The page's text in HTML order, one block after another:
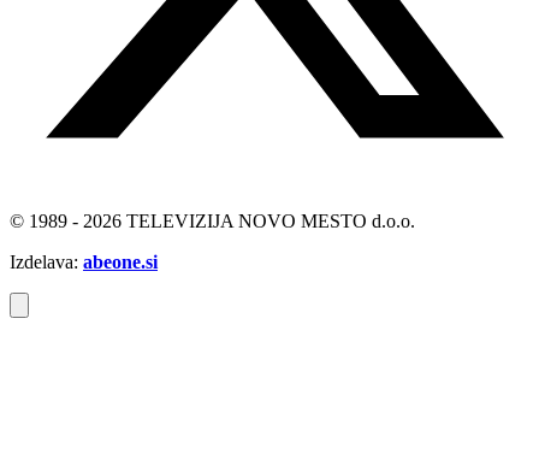
© 1989 - 2026 TELEVIZIJA NOVO MESTO d.o.o.
Izdelava: abeone.si